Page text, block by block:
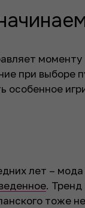
при выборе
особенное
лет –
.
тоже